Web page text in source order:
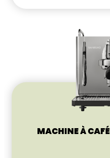
MACHINE À